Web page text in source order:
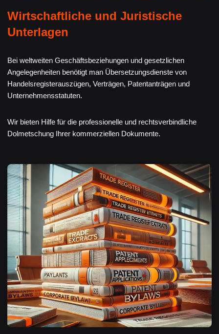
Wirtschaftliche und Juristische
Unterlagen
Bei weltweiten Geschäftsbeziehungen und gesetzlichen
Angelegenheiten benötigt man Übersetzungsdienste von
Handelsregisterauszügen, Verträgen, Patentanträgen und
Unternehmensstatuten.
Wir bieten Hilfe für die professionelle und rechtsverbindliche
Dolmetschung Ihrer kommerziellen Dokumente.